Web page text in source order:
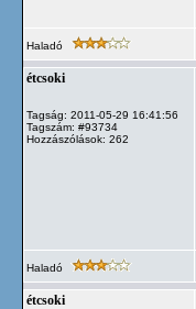
Haladó
étcsoki
Tagság: 2011-05-29 16:41:56
Tagszám: #93734
Hozzászólások: 262
Haladó
étcsoki